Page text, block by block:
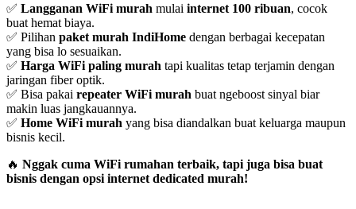
✅ Langganan WiFi murah mulai internet 100 ribuan, cocok
buat hemat biaya.
✅ Pilihan paket murah IndiHome dengan berbagai kecepatan
yang bisa lo sesuaikan.
✅ Harga WiFi paling murah tapi kualitas tetap terjamin dengan
jaringan fiber optik.
✅ Bisa pakai repeater WiFi murah buat ngeboost sinyal biar
makin luas jangkauannya.
✅ Home WiFi murah yang bisa diandalkan buat keluarga maupun
bisnis kecil.
🔥 Nggak cuma WiFi rumahan terbaik, tapi juga bisa buat
bisnis dengan opsi internet dedicated murah!